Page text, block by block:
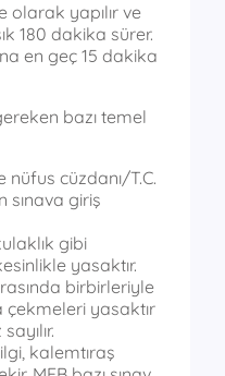
olarak yapılır ve
180 dakika sürer.
en geç 15 dakika
bazı temel
nüfus cüzdanı/T.C.
sınava giriş
gibi
yasaktır.
birbirleriyle
çekmeleri yasaktır
kalemtıraş